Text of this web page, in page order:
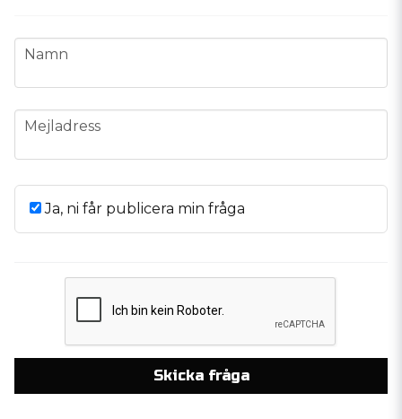
name
Namn
email
Mejladress
Ja, ni får publicera min fråga
Skicka fråga